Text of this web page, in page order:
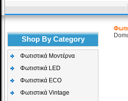
Shop By Category
Φωτιστικά Μοντέρνα
Φωτιστικά LED
Φωτιστικά ECO
Φωτιστικά Vintage